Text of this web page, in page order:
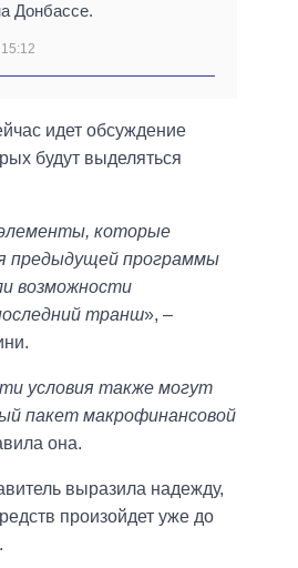
Донбассе.
идет обсуждение
будут выделяться
которые
предыдущей программы
возможности
транш», –
условия также могут
пакет макрофинансовой
она.
выразила надежду,
произойдет уже до